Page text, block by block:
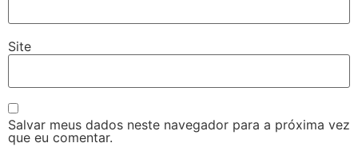
Site
Salvar meus dados neste navegador para a próxima vez
que eu comentar.